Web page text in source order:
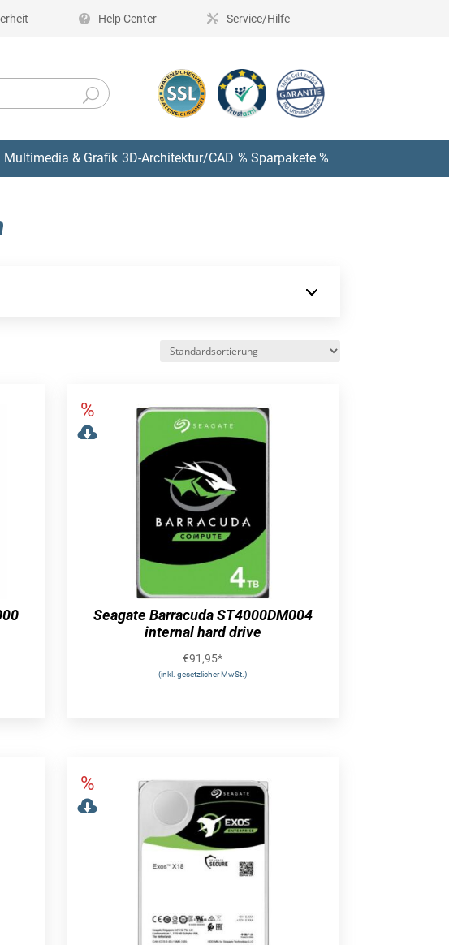
Help Center Service/Hilfe
Multimedia & Grafik 3D-Architektur/CAD % Sparpakete %
Seagate Barracuda ST4000DM004
internal hard drive
€91,95*
(inkl. gesetzlicher MwSt.)